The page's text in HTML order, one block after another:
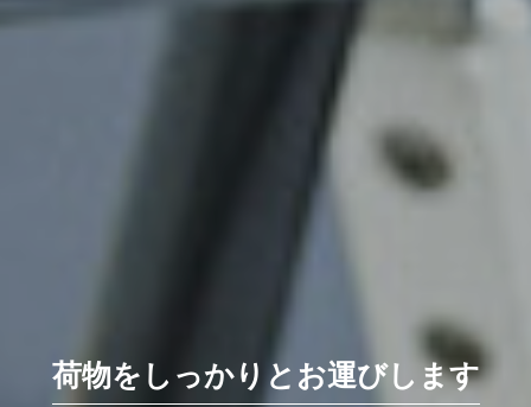
荷物をしっかりとお運びします